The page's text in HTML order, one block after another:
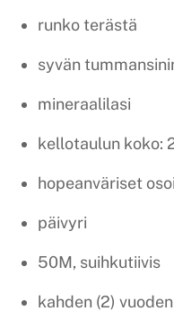
runko terästä
syvän
mineraalilasi
kellotaulun koko:
hopeanväriset
päivyri
50M, suihkutiivis
kahden (2)